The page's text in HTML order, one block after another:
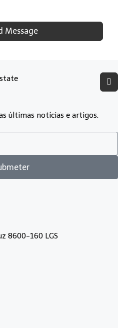
Message
últimas notícias e artigos.
8600-160 LGS